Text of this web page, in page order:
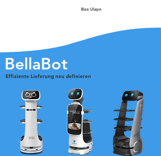
Bize Ulaşın
BellaBot
Effiziente Lieferung neu definieren